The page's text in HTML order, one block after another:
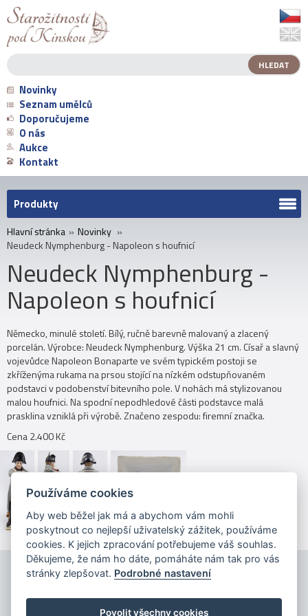
Novinky
Seznam umělců
Doporučujeme
O nás
Aukce
Kontakt
Produkty
Hlavní stránka » Novinky »
Neudeck Nymphenburg - Napoleon s houfnicí
Neudeck Nymphenburg -
Napoleon s houfnicí
Německo, minulé století. Bílý, ručně barevně malovaný a zlacený
porcelán. Výrobce: Neudeck Nymphenburg. Výška 21 cm. Císař a slavný
vojevůdce Napoleon Bonaparte ve svém typickém postoji se
zkříženýma rukama na prsou stojící na nízkém odstupňovaném
podstavci v podobenství bitevního pole. V nohách má stylizovanou
malou houfnici. Na spodní nepodhledové části podstavce malá
prasklina vzniklá při výrobě. Značeno zespodu: firemní značka.
Cena 2.400 Kč
Používáme cookies
Aby web běžel jak má a abychom vám mohli
poskytnout co nejlepší uživatelský zážitek, používáme
cookies. K jejich zpracování potřebujeme váš souhlas.
Děkujeme, že nám ho dáte, pomáháte nám tak pro vás
stránky zlepšovat. Podrobné nastavení
Povolit všechny cookies